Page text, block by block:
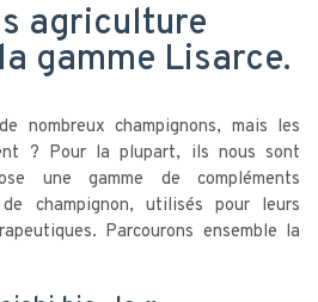
agriculture
gamme Lisarce.
nombreux champignons, mais les
? Pour la plupart, ils nous sont
une gamme de compléments
champignon, utilisés pour leurs
Parcourons ensemble la